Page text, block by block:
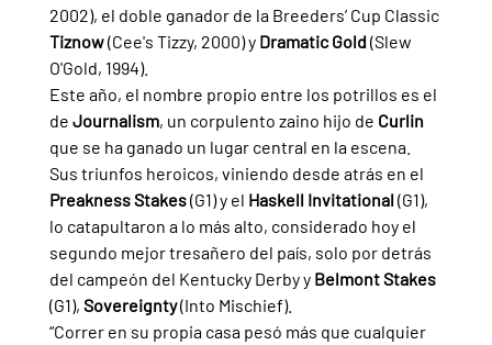
2002), el doble ganador de la Breeders’ Cup Classic
Tiznow (Cee's Tizzy, 2000) y Dramatic Gold (Slew
O'Gold, 1994).
Este año, el nombre propio entre los potrillos es el
de Journalism, un corpulento zaino hijo de Curlin
que se ha ganado un lugar central en la escena.
Sus triunfos heroicos, viniendo desde atrás en el
Preakness Stakes (G1) y el Haskell Invitational (G1),
lo catapultaron a lo más alto, considerado hoy el
segundo mejor tresañero del país, solo por detrás
del campeón del Kentucky Derby y Belmont Stakes
(G1), Sovereignty (Into Mischief).
“Correr en su propia casa pesó más que cualquier